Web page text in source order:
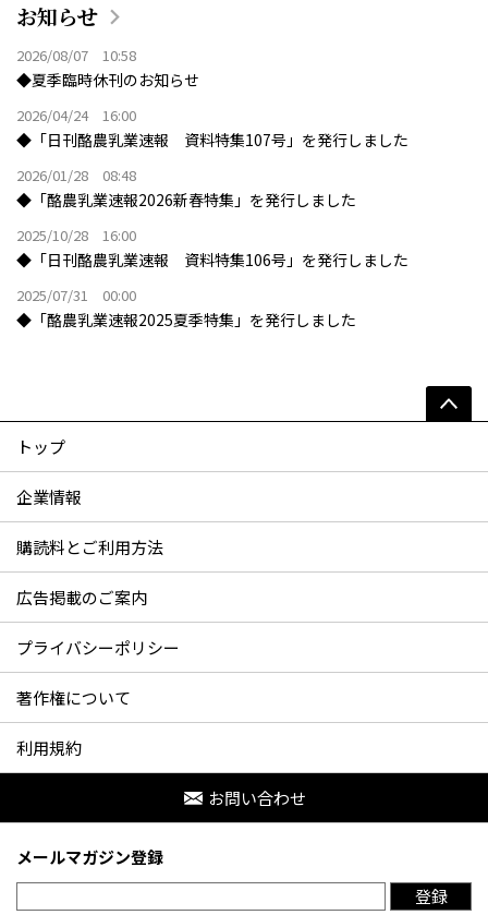
お知らせ
2026/08/07 10:58
◆夏季臨時休刊のお知らせ
2026/04/24 16:00
◆「日刊酪農乳業速報 資料特集107号」を発行しました
2026/01/28 08:48
◆「酪農乳業速報2026新春特集」を発行しました
2025/10/28 16:00
◆「日刊酪農乳業速報 資料特集106号」を発行しました
2025/07/31 00:00
◆「酪農乳業速報2025夏季特集」を発行しました
トップ
企業情報
購読料とご利用方法
広告掲載のご案内
プライバシーポリシー
著作権について
利用規約
お問い合わせ
メールマガジン登録
登録